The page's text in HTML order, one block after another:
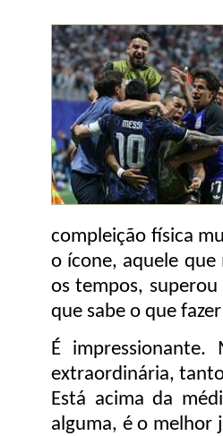
compleição física
o ícone, aquele
os tempos,
que sabe o que
É
extraordinária,
Está acima da
alguma, é o melhor